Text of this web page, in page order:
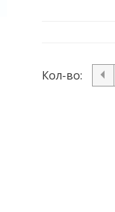
Кол-во: